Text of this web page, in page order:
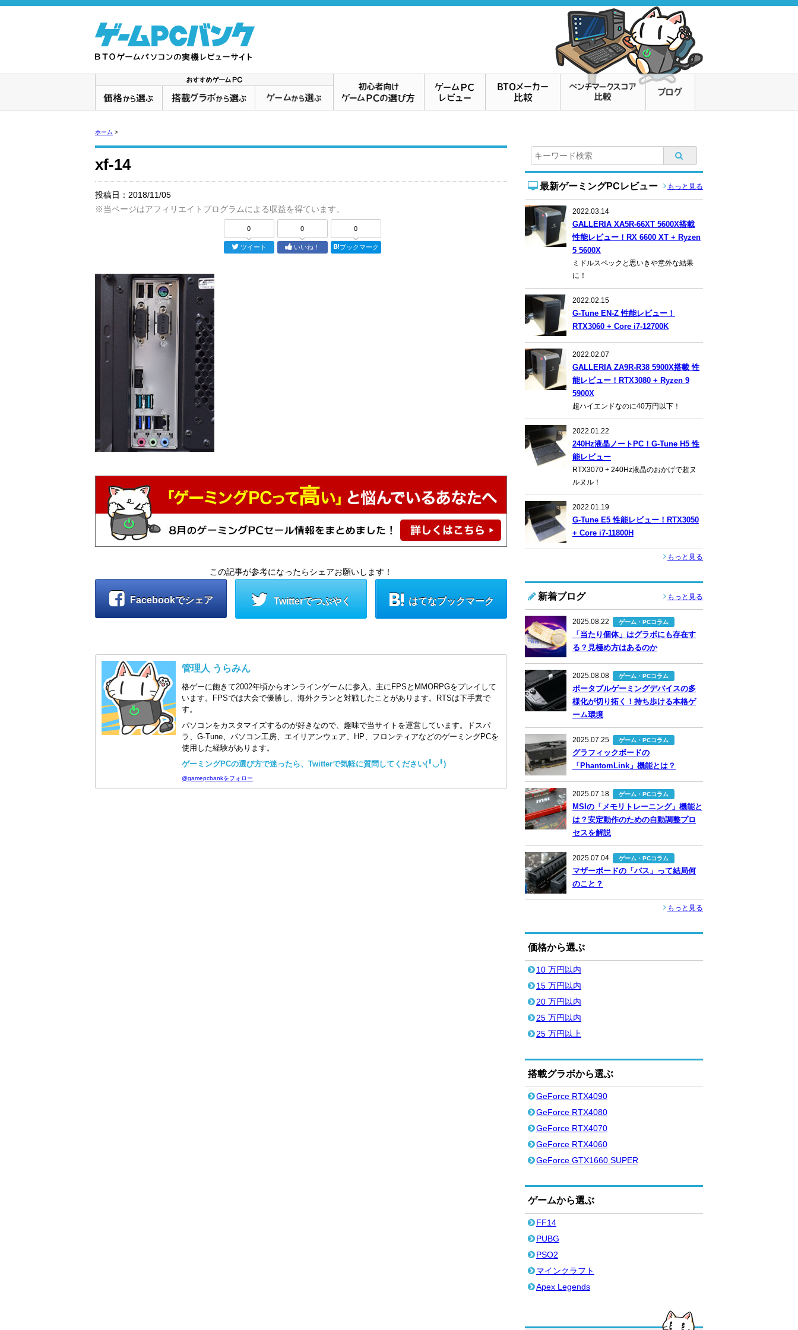
ホーム >
xf-14
投稿日： 2018/11/05
※当ページはアフィリエイトプログラムによる収益を得ています。
0
ツイート
0
いいね！
0
ブックマーク
この記事が参考になったらシェアお願いします！
Facebookでシェア Twitterでつぶやく はてなブックマーク
管理人 うらみん
格ゲーに飽きて2002年頃からオンラインゲームに参入。主にFPSとMMORPGをプレイして
います。FPSでは大会で優勝し、海外クランと対戦したことがあります。RTSは下手糞で
す。
パソコンをカスタマイズするのが好きなので、趣味で当サイトを運営しています。ドスパ
ラ、G-Tune、パソコン工房、エイリアンウェア、HP、フロンティアなどのゲーミングPCを
使用した経験があります。
ゲーミングPCの選び方で迷ったら、Twitterで気軽に質問してください(╹◡╹)
@gamepcbankをフォロー
最新ゲーミングPCレビュー もっと見る
2022.03.14
GALLERIA XA5R-66XT 5600X搭載
性能レビュー！RX 6600 XT + Ryzen
5 5600X
ミドルスペックと思いきや意外な結果
に！
2022.02.15
G-Tune EN-Z 性能レビュー！
RTX3060 + Core i7-12700K
2022.02.07
GALLERIA ZA9R-R38 5900X搭載 性
能レビュー！RTX3080 + Ryzen 9
5900X
超ハイエンドなのに40万円以下！
2022.01.22
240Hz液晶ノートPC！G-Tune H5 性
能レビュー
RTX3070 + 240Hz液晶のおかげで超ヌ
ルヌル！
2022.01.19
G-Tune E5 性能レビュー！RTX3050
+ Core i7-11800H
もっと見る
新着ブログ もっと見る
2025.08.22 ゲーム・PCコラム
「当たり個体」はグラボにも存在す
る？見極め方はあるのか
2025.08.08 ゲーム・PCコラム
ポータブルゲーミングデバイスの多
様化が切り拓く！持ち歩ける本格ゲ
ーム環境
2025.07.25 ゲーム・PCコラム
グラフィックボードの
「PhantomLink」機能とは？
2025.07.18 ゲーム・PCコラム
MSIの「メモリトレーニング」機能と
は？安定動作のための自動調整プロ
セスを解説
2025.07.04 ゲーム・PCコラム
マザーボードの「バス」って結局何
のこと？
もっと見る
価格から選ぶ
10 万円以内
15 万円以内
20 万円以内
25 万円以内
25 万円以上
搭載グラボから選ぶ
GeForce RTX4090
GeForce RTX4080
GeForce RTX4070
GeForce RTX4060
GeForce GTX1660 SUPER
ゲームから選ぶ
FF14
PUBG
PSO2
マインクラフト
Apex Legends